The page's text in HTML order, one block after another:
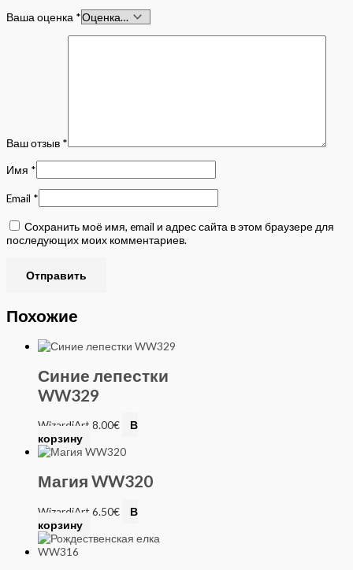
Ваша оценка *
Ваш отзыв *
Имя *
Email *
Сохранить моё имя, email и адрес сайта в этом браузере для
последующих моих комментариев.
Похожие
Синие лепестки
WW329
WizardiArt 8.00€
В
корзину
Магия WW320
WizardiArt 6.50€
В
корзину